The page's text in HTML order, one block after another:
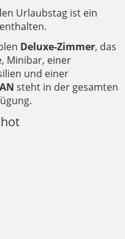
Urlaubstag ist ein
Deluxe-Zimmer, das
Minibar, einer
und einer
steht in der gesamten